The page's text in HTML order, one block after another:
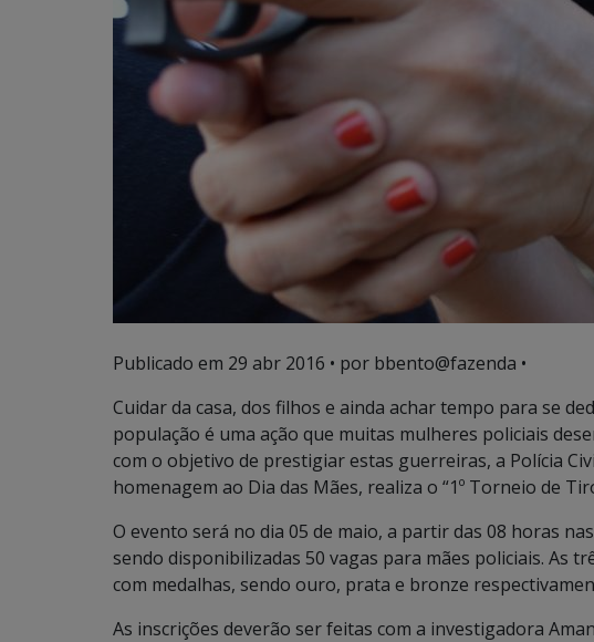
Publicado em 29 abr 2016 • por bbento@fazenda •
Cuidar da casa, dos filhos e ainda achar tempo para se
população é uma ação que muitas mulheres policiais
com o objetivo de prestigiar estas guerreiras, a Polícia
homenagem ao Dia das Mães, realiza o “1º Torneio de
O evento será no dia 05 de maio, a partir das 08 horas
sendo disponibilizadas 50 vagas para mães policiais. As
com medalhas, sendo ouro, prata e bronze
As inscrições deverão ser feitas com a investigadora